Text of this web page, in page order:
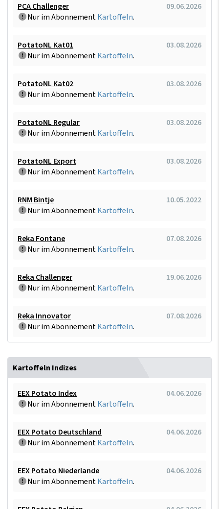
PCA Challenger
09.06.2026
Nur im AbonnementKartoffeln.
PotatoNL Kat01
03.08.2026
Nur im AbonnementKartoffeln.
PotatoNL Kat02
03.08.2026
Nur im AbonnementKartoffeln.
PotatoNL Regular
03.08.2026
Nur im AbonnementKartoffeln.
PotatoNL Export
03.08.2026
Nur im AbonnementKartoffeln.
RNM Bintje
10.05.2022
Nur im AbonnementKartoffeln.
Reka Fontane
07.08.2026
Nur im AbonnementKartoffeln.
Reka Challenger
19.06.2026
Nur im AbonnementKartoffeln.
Reka Innovator
07.08.2026
Nur im AbonnementKartoffeln.
Kartoffeln Indizes
EEX Potato Index
04.06.2026
Nur im AbonnementKartoffeln.
EEX Potato Deutschland
04.06.2026
Nur im AbonnementKartoffeln.
EEX Potato Niederlande
04.06.2026
Nur im AbonnementKartoffeln.